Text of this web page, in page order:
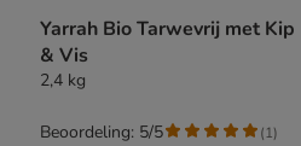
Yarrah Bio Tarwevrij met Kip
& Vis
2,4 kg
Beoordeling: 5/5 (1)